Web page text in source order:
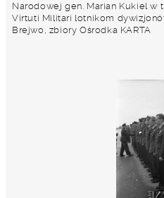
Narodowej gen. Marian Kukiel w
Virtuti Militari lotnikom
Brejwo, zbiory Ośrodka KARTA